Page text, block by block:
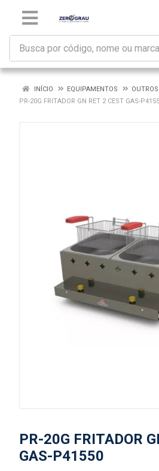
INÍCIO EQUIPAMENTOS
OUTROS
PR-20G FRITADOR GN RET 2 CEST GAS-
PR-20G FRITADOR
GAS-P41550